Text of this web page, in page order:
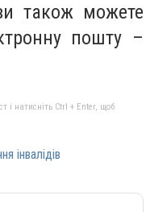
також можете
пошту –
і натисніть Ctrl + Enter, щоб
інвалідів